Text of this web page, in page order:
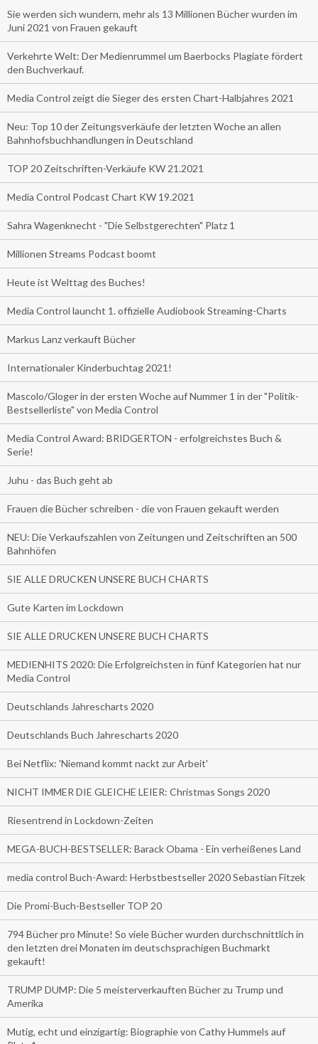
Sie werden sich wundern, mehr als 13 Millionen Bücher wurden im
Juni 2021 von Frauen gekauft
Verkehrte Welt: Der Medienrummel um Baerbocks Plagiate fördert
den Buchverkauf.
Media Control zeigt die Sieger des ersten Chart-Halbjahres 2021
Neu: Top 10 der Zeitungsverkäufe der letzten Woche an allen
Bahnhofsbuchhandlungen in Deutschland
TOP 20 Zeitschriften-Verkäufe KW 21.2021
Media Control Podcast Chart KW 19.2021
Sahra Wagenknecht - "Die Selbstgerechten" Platz 1
Millionen Streams Podcast boomt
Heute ist Welttag des Buches!
Media Control launcht 1. offizielle Audiobook Streaming-Charts
Markus Lanz verkauft Bücher
Internationaler Kinderbuchtag 2021!
Mascolo/Gloger in der ersten Woche auf Nummer 1 in der "Politik-
Bestsellerliste" von Media Control
Media Control Award: BRIDGERTON - erfolgreichstes Buch &
Serie!
Juhu - das Buch geht ab
Frauen die Bücher schreiben - die von Frauen gekauft werden
NEU: Die Verkaufszahlen von Zeitungen und Zeitschriften an 500
Bahnhöfen
SIE ALLE DRUCKEN UNSERE BUCH CHARTS
Gute Karten im Lockdown
SIE ALLE DRUCKEN UNSERE BUCH CHARTS
MEDIENHITS 2020: Die Erfolgreichsten in fünf Kategorien hat nur
Media Control
Deutschlands Jahrescharts 2020
Deutschlands Buch Jahrescharts 2020
Bei Netflix: 'Niemand kommt nackt zur Arbeit'
NICHT IMMER DIE GLEICHE LEIER: Christmas Songs 2020
Riesentrend in Lockdown-Zeiten
MEGA-BUCH-BESTSELLER: Barack Obama - Ein verheißenes Land
media control Buch-Award: Herbstbestseller 2020 Sebastian Fitzek
Die Promi-Buch-Bestseller TOP 20
794 Bücher pro Minute! So viele Bücher wurden durchschnittlich in
den letzten drei Monaten im deutschsprachigen Buchmarkt
gekauft!
TRUMP DUMP: Die 5 meisterverkauften Bücher zu Trump und
Amerika
Mutig, echt und einzigartig: Biographie von Cathy Hummels auf